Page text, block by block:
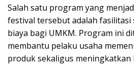
Salah satu program yang
festival tersebut adalah
biaya bagi UMKM. Program ini
membantu pelaku usaha
produk sekaligus meningkatkan